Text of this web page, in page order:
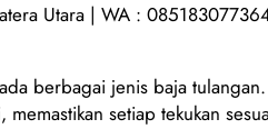
Utara | WA :
berbagai jenis baja
setiap tekukan